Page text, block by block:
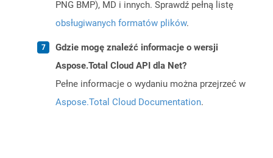
PNG BMP), MD i innych. Sprawdź pełną listę
obsługiwanych formatów plików.
Gdzie mogę znaleźć informacje o wersji
Aspose.Total Cloud API dla Net?
Pełne informacje o wydaniu można przejrzeć w
Aspose.Total Cloud Documentation.